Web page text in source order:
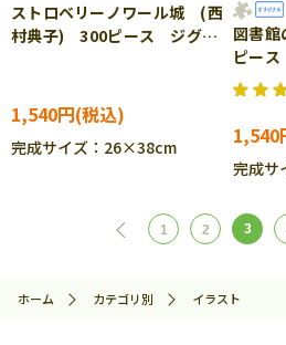
ストロベリーノワール城 (西
村典子) 300ピース ジグソ
1,540円
完成サイズ：26×38cm
図書
ピー
EPO-
1,540
完成
1 2 3
ホーム カテゴリ別 イラスト